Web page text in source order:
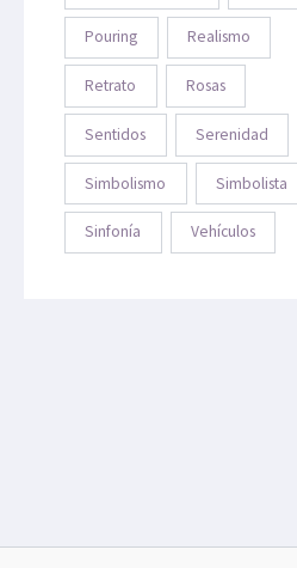
Pouring Realismo
Retrato Rosas
Sentidos Serenidad
Simbolismo Simbolista
Sinfonía Vehículos